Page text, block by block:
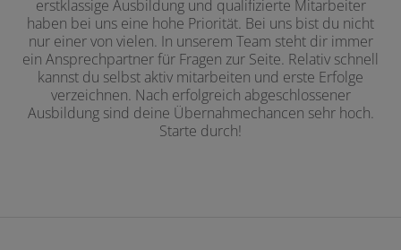
erstklassige Ausbildung und qualifizierte Mitarbeiter
haben bei uns eine hohe Priorität. Bei uns bist du nicht
nur einer von vielen. In unserem Team steht dir immer
ein Ansprechpartner für Fragen zur Seite. Relativ schnell
kannst du selbst aktiv mitarbeiten und erste Erfolge
verzeichnen. Nach erfolgreich abgeschlossener
Ausbildung sind deine Übernahmechancen sehr hoch.
Starte durch!